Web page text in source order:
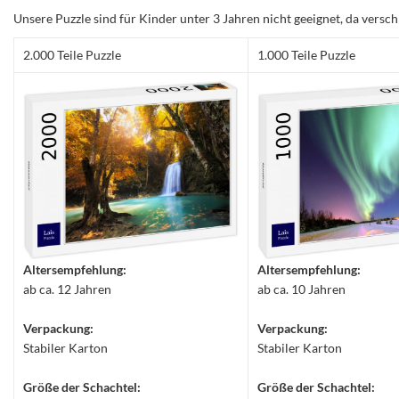
Unsere Puzzle sind für Kinder unter 3 Jahren nicht geeignet, da
2.000 Teile Puzzle 1.000 Teile Puzzle
Altersempfehlung:
ab ca. 12 Jahren
Verpackung:
Stabiler Karton
Größe der Schachtel:
Altersempfehlung:
ab ca. 10 Jahren
Verpackung:
Stabiler Karton
Größe der Schachtel: